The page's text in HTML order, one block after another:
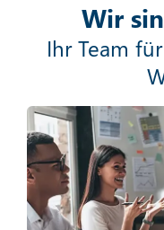
Social
Wir
Ihr Team